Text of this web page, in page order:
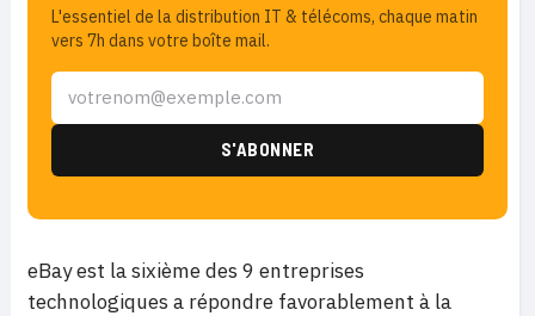
L'essentiel de la distribution IT & télécoms, chaque matin
vers 7h dans votre boîte mail.
eBay est la sixième des 9 entreprises
technologiques a répondre favorablement à la